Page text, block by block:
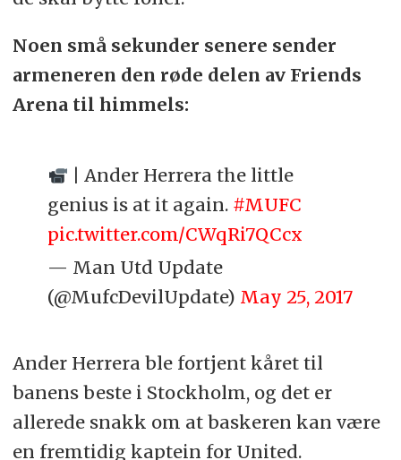
Noen små sekunder senere sender
armeneren den røde delen av Friends
Arena til himmels:
| Ander Herrera the little
genius is at it again. #MUFC
pic.twitter.com/CWqRi7QCcx
— Man Utd Update
(@MufcDevilUpdate) May 25, 2017
Ander Herrera ble fortjent kåret til
banens beste i Stockholm, og det er
allerede snakk om at baskeren kan være
en fremtidig kaptein for United.